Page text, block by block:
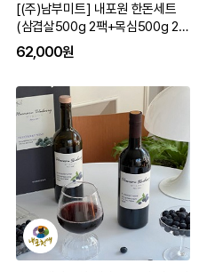
[(주)남부미트] 내포원 한돈세트
(삼겹살500g 2팩+목심500g 2
팩) 구이용
62,000원